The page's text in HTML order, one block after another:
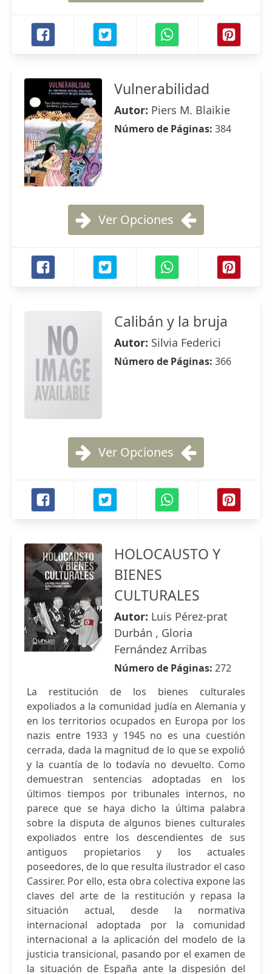
Vulnerabilidad
Autor: Piers M. Blaikie
Número de Páginas: 384
Ver Opciones
Calibán y la bruja
Autor: Silvia Federici
Número de Páginas: 366
Ver Opciones
HOLOCAUSTO Y
BIENES
CULTURALES
Autor: Luis Pérez-prat
Durbán , Gloria
Fernández Arribas
Número de Páginas: 272
La restitución de los bienes culturales
expoliados a la comunidad judía en Alemania y
en los territorios ocupados en Europa por los
nazis entre 1933 y 1945 no es una cuestión
cerrada, dada la magnitud de lo que se expolió
y la cuantía de lo todavía no devuelto. Como
demuestran sentencias adoptadas en los
últimos tiempos por tribunales internos, no
parece que se haya dicho la última palabra
sobre la disputa de algunos bienes culturales
expoliados entre los descendientes de sus
antiguos propietarios y los actuales
poseedores, de lo que resulta ilustrador el caso
Cassirer. Por ello, esta obra colectiva expone las
claves del arte de la restitución y repasa la
situación actual, desde la normativa
internacional adoptada por la comunidad
internacional a la aplicación del modelo de la
justicia transicional, pasando por el examen de
la situación de España ante la dispesión del